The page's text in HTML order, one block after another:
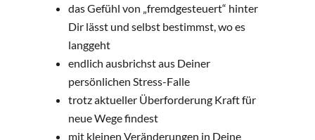
das Gefühl von „fremdgesteuert“ hinter
Dir lässt und selbst bestimmst, wo es
langgeht
endlich ausbrichst aus Deiner
persönlichen Stress-Falle
trotz aktueller Überforderung Kraft für
neue Wege findest
mit kleinen Veränderungen in Deine